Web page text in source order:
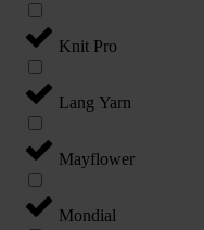
Knit Pro
Lang Yarn
Mayflower
Mondial